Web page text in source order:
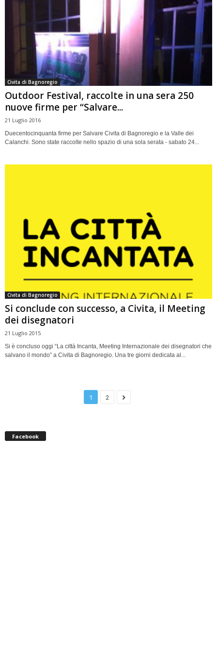
Civita di Bagnoregio
Outdoor Festival, raccolte in una sera 250
nuove firme per “Salvare...
21 Luglio 2016
Duecentocinquanta firme per Salvare Civita di Bagnoregio e la Valle dei
Calanchi. Sono state raccolte nello spazio di una sola serata - sabato 24...
Civita di Bagnoregio
Si conclude con successo, a Civita, il Meeting
dei disegnatori
21 Luglio 2015
Si è concluso oggi “La città Incanta, Meeting Internazionale dei disegnatori che
salvano il mondo” a Civita di Bagnoregio. Una tre giorni dedicata al...
1 2
Facebook